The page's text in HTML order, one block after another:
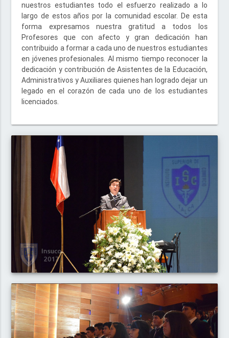
nuestros estudiantes todo el esfuerzo realizado a lo
largo de estos años por la comunidad escolar. De esta
forma expresamos nuestra gratitud a todos los
Profesores que con afecto y gran dedicación han
contribuido a formar a cada uno de nuestros estudiantes
en jóvenes profesionales. Al mismo tiempo reconocer la
dedicación y contribución de Asistentes de la Educación,
Administrativos y Auxiliares quienes han logrado dejar un
legado en el corazón de cada uno de los estudiantes
licenciados.